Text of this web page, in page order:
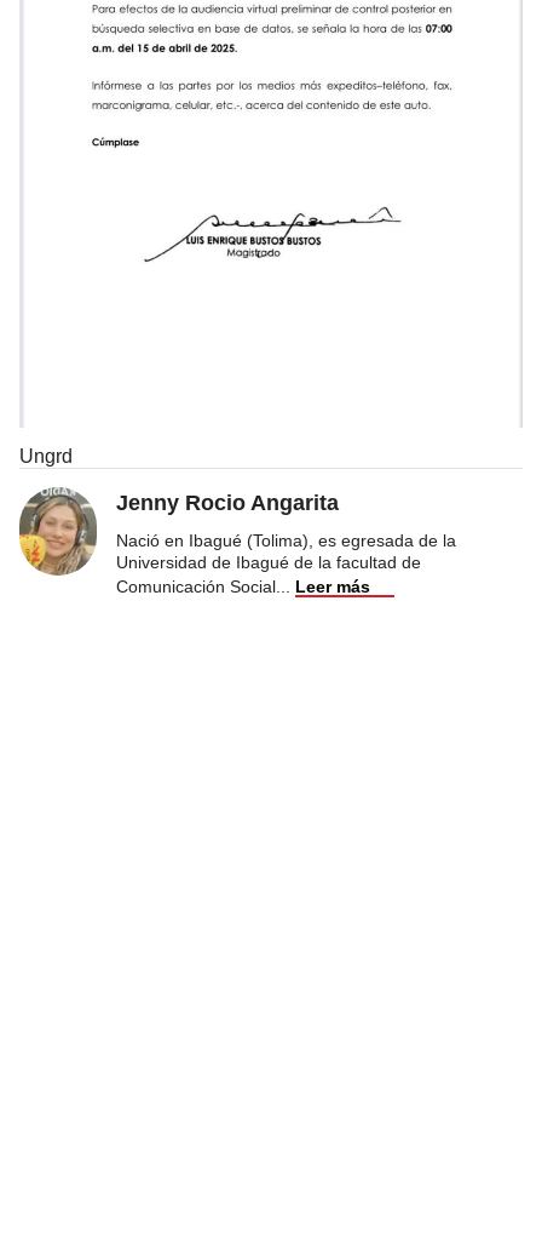
Ungrd
Jenny Rocio Angarita
Nació en Ibagué (Tolima), es egresada de la
Universidad de Ibagué de la facultad de
Comunicación Social
Leer más